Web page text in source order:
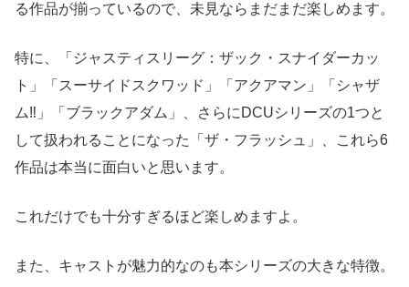
る作品が揃っているので、未見ならまだまだ楽しめます。
特に、「ジャスティスリーグ：ザック・スナイダーカッ
ト」「スーサイドスクワッド」「アクアマン」「シャザ
ム‼」「ブラックアダム」、さらにDCUシリーズの1つと
して扱われることになった「ザ・フラッシュ」、これら6
作品は本当に面白いと思います。
これだけでも十分すぎるほど楽しめますよ。
また、キャストが魅力的なのも本シリーズの大きな特徴。